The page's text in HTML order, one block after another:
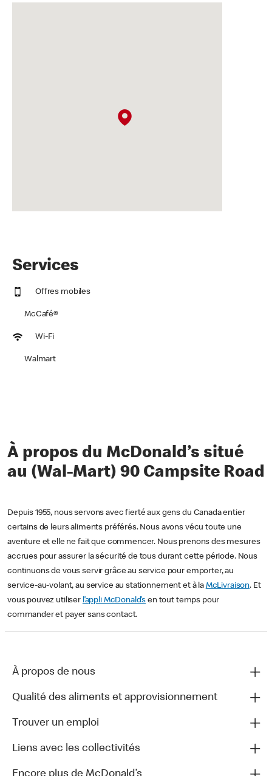
Services
Offres mobiles
McCafé®
Wi-Fi
Walmart
À propos du McDonald’s situé
au (Wal-Mart) 90 Campsite Road
Depuis 1955, nous servons avec fierté aux gens du Canada entier
certains de leurs aliments préférés. Nous avons vécu toute une
aventure et elle ne fait que commencer. Nous prenons des mesures
accrues pour assurer la sécurité de tous durant cette période. Nous
continuons de vous servir grâce au service pour emporter, au
service-au-volant, au service au stationnement et à la McLivraison. Et
vous pouvez utiliser l’appli McDonald’s en tout temps pour
commander et payer sans contact.
À propos de nous
Qualité des aliments et approvisionnement
Trouver un emploi
Liens avec les collectivités